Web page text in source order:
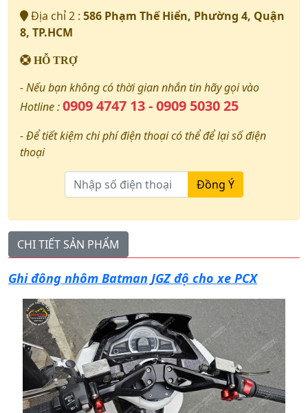
Địa chỉ 2 : 586 Phạm Thế Hiển, Phường 4, Quận
8, TP.HCM
HỖ TRỢ
- Nếu bạn không có thời gian nhắn tin hãy gọi vào
Hotline :0909 4747 13 - 0909 5030 25
- Để tiết kiệm chi phí điện thoại có thể để lại số điện
thoại
Đồng Ý
CHI TIẾT SẢN PHẨM
Ghi đông nhôm Batman JGZ độ cho xe PCX